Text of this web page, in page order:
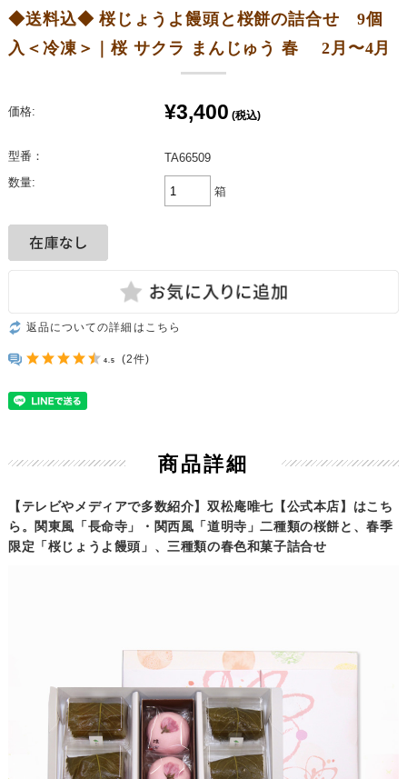
◆送料込◆ 桜じょうよ饅頭と桜餅の詰合せ 9個
入＜冷凍＞｜桜 サクラ まんじゅう 春 2月〜4月
価格: ¥3,400 (税込)
型番：
TA66509
数量:
箱
返品についての詳細はこちら
4.5 (2件)
商品詳細
【テレビやメディアで多数紹介】双松庵唯七【公式本店】はこち
ら。関東風「長命寺」・関西風「道明寺」二種類の桜餅と、春季
限定「桜じょうよ饅頭」、三種類の春色和菓子詰合せ